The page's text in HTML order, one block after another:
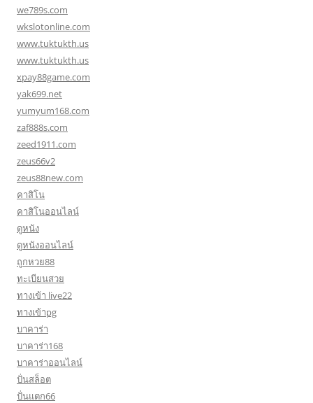
we789s.com
wkslotonline.com
www.tuktukth.us
www.tuktukth.us
xpay88game.com
yak699.net
yumyum168.com
zaf888s.com
zeed1911.com
zeus66v2
zeus88new.com
คาสิโน
คาสิโนออนไลน์
ดูหนัง
ดูหนังออนไลน์
ถูกหวย88
ทะเบียนสวย
ทางเข้า live22
ทางเข้าpg
บาคาร่า
บาคาร่า168
บาคาร่าออนไลน์
ปั่นสล็อต
ปั่นแตก66